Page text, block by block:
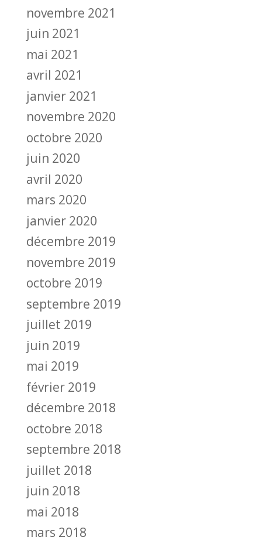
novembre 2021
juin 2021
mai 2021
avril 2021
janvier 2021
novembre 2020
octobre 2020
juin 2020
avril 2020
mars 2020
janvier 2020
décembre 2019
novembre 2019
octobre 2019
septembre 2019
juillet 2019
juin 2019
mai 2019
février 2019
décembre 2018
octobre 2018
septembre 2018
juillet 2018
juin 2018
mai 2018
mars 2018